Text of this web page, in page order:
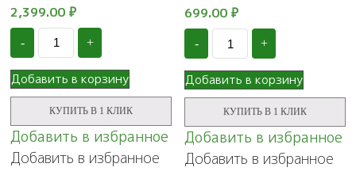
2,399.00 ₽
- Количество
Подарочный
набор
в
шляпной
коробке
«Ореховая
фантазия»
(цвет
коробки
+
Добавить в корзину
КУПИТЬ В 1 КЛИК
Добавить в избранное
Добавить в избранное
Оценка
из 5
699.00₽
- Количество
Подарочный
набор
"Энергия
дня",
№
133
+
Добавить в корзину
КУПИТЬ В 1 КЛИК
Добавить в избранное
Добавить в избранное